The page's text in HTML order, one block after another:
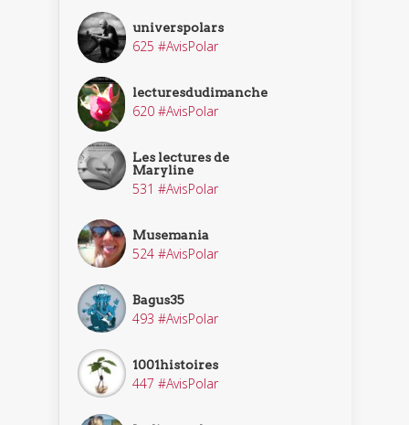
universpolars
625 #AvisPolar
lecturesdudimanche
620 #AvisPolar
Les lectures de
Maryline
531 #AvisPolar
Musemania
524 #AvisPolar
Bagus35
493 #AvisPolar
1001histoires
447 #AvisPolar